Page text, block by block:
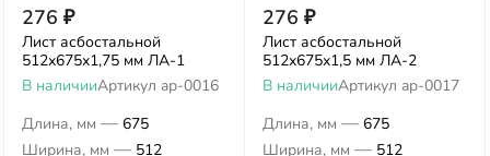
276 ₽
Лист асбостальной
512х675х1,75 мм ЛА-1
В наличииАртикул ap-0016
Длина, мм — 675
Ширина, мм — 512
276 ₽
Лист асбостальной
512х675х1,5 мм ЛА-2
В наличииАртикул ap-0017
Длина, мм — 675
Ширина, мм — 512